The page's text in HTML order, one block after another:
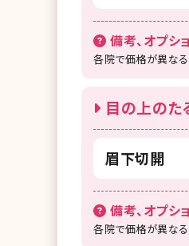
備考、オプシ
各院で価格が異な
目の上のた
眉下切開
備考、オプシ
各院で価格が異な